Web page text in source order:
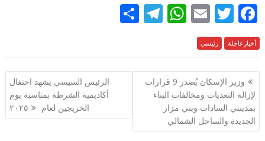
F
ac
e
b
o
o
k
T
w
itt
er
E
ai
l
W
at
s
A
p
p
T
e
gr
ar
e
أخبارعاجلة رئيسي
تصفّح
المقالات
وزير الإسكان يُصدر 9 قرارات
لإزالة التعديات ومخالفات البناء
بمدينتي السادات وبني مزار
الجديدة والساحل الشمالي
الرئيس السيسي يشهد احتفال
أكاديمية الشرطة بمناسبة يوم
الخريجين لعام ٢٠٢٥